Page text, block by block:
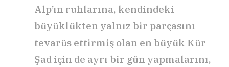
Alp’ın ruhlarına, kendindeki
büyüklükten yalnız bir parçasını
tevarüs ettirmiş olan en büyük Kür
Şad için de ayrı bir gün yapmalarını,